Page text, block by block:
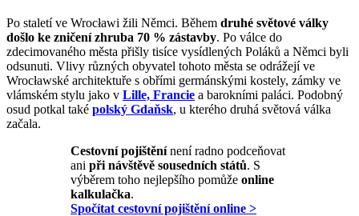
Po staletí ve Wrocławi žili Němci. Během druhé světové války
došlo ke zničení zhruba 70 % zástavby. Po válce do
zdecimovaného města přišly tisíce vysídlených Poláků a Němci byli
odsunuti. Vlivy různých obyvatel tohoto města se odrážejí ve
Wrocławské architektuře s obřími germánskými kostely, zámky ve
vlámském stylu jako v Lille, Francie a barokními paláci. Podobný
osud potkal také polský Gdaňsk, u kterého druhá světová válka
začala.
Cestovní pojištěnínení radno podceňovat
ani při návštěvě sousedních států. S
výběrem toho nejlepšího pomůže online
kalkulačka.
Spočítat cestovní pojištění online >